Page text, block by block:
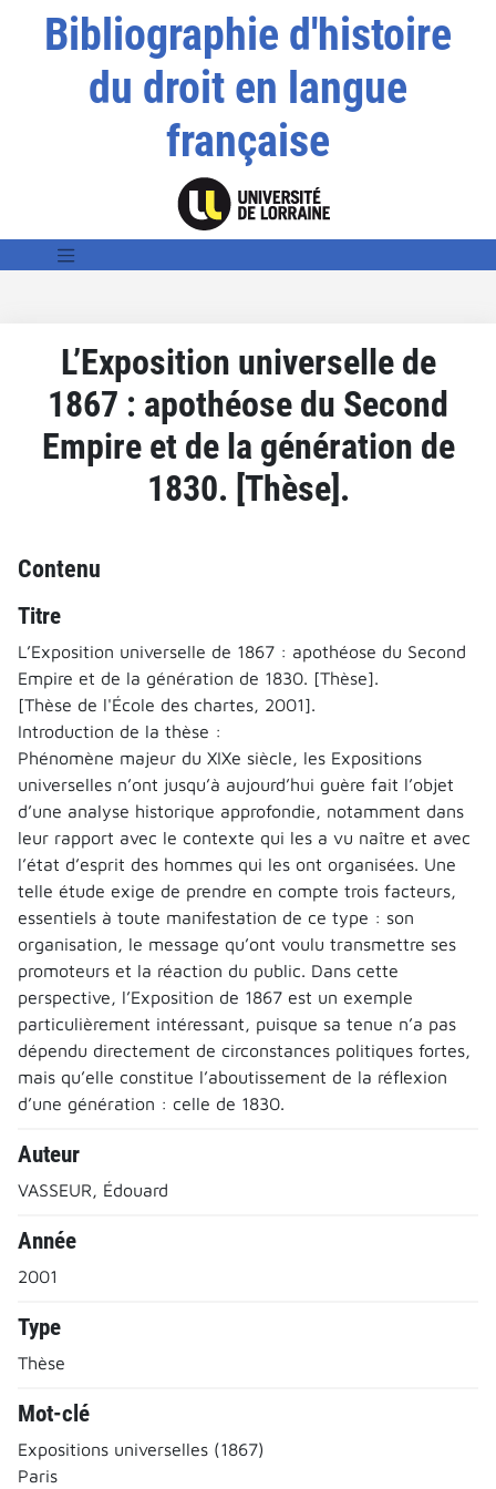
Bibliographie d'histoire
du droit en langue
française
L’Exposition universelle de
1867 : apothéose du Second
Empire et de la génération de
1830. [Thèse].
Contenu
Titre
L’Exposition universelle de 1867 : apothéose du Second
Empire et de la génération de 1830. [Thèse].
[Thèse de l'École des chartes, 2001].
Introduction de la thèse :
Phénomène majeur du XIXe siècle, les Expositions
universelles n’ont jusqu’à aujourd’hui guère fait l’objet
d’une analyse historique approfondie, notamment dans
leur rapport avec le contexte qui les a vu naître et avec
l’état d’esprit des hommes qui les ont organisées. Une
telle étude exige de prendre en compte trois facteurs,
essentiels à toute manifestation de ce type : son
organisation, le message qu’ont voulu transmettre ses
promoteurs et la réaction du public. Dans cette
perspective, l’Exposition de 1867 est un exemple
particulièrement intéressant, puisque sa tenue n’a pas
dépendu directement de circonstances politiques fortes,
mais qu’elle constitue l’aboutissement de la réflexion
d’une génération : celle de 1830.
Auteur
VASSEUR, Édouard
Année
2001
Type
Thèse
Mot-clé
Expositions universelles (1867)
Paris